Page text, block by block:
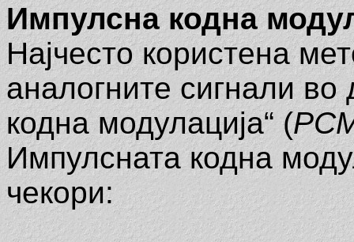
Импулсна кодна
Најчесто користена
аналогните сигнали
кодна модулација“ (
Импулсната кодна
чекори: